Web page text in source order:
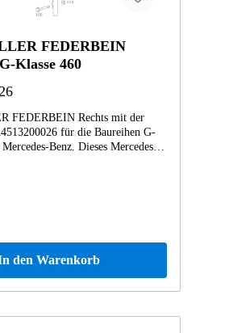
FEDERBEIN
Klasse 460
FEDERBEIN Rechts mit der
für die Baureihen G-
Benz. Dieses Mercedes-
die Teilenummer A4513380037.
verbaut in folgenden
Mercedes-Benz Originalteile.
den Warenkorb